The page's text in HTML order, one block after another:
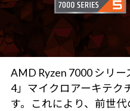
AMD Ryzen 7000 シリ
4」マイクロアーキテク
す。これにより、前世